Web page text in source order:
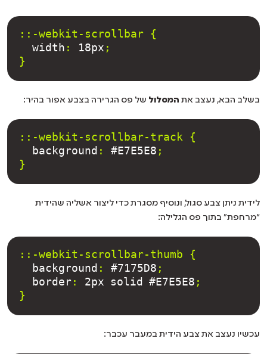
::-webkit-scrollbar {
width : 18px ;
}
בשלב הבא, נעצב את המסלול של פס הגרירה בצבע אפור בהיר:
::-webkit-scrollbar-track {
background : #E7E5E8 ;
}
לידית ניתן צבע סגול, ונוסיף מסגרת כדי ליצור אשליה שהידית
“מרחפת” בתוך פס הגלילה:
::-webkit-scrollbar-thumb {
background : #7175D8 ;
border: 2px solid #E7E5E8 ;
}
עכשיו נעצב את צבע הידית במעבר עכבר: